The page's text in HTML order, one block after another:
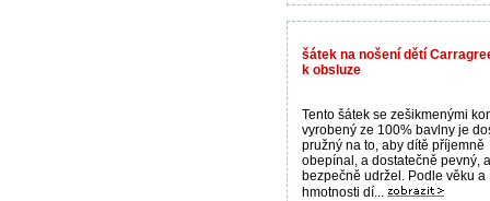
šátek na nošení dětí
k obsluze
Tento šátek se zešikmenými
vyrobený ze 100% bavlny je
pružný na to, aby dítě příjemně
obepínal, a dostatečně pevný,
bezpečně udržel. Podle věku a
hmotnosti dí...